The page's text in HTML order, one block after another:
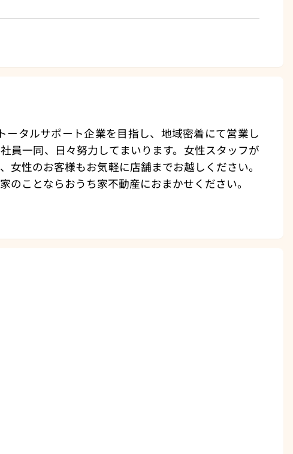
タルサポート企業を目指し、地域密着にて営業し
員一同、日々努力してまいります。女性スタッフが
性のお客様もお気軽に店舗までお越しください。
ことならおうち家不動産におまかせください。